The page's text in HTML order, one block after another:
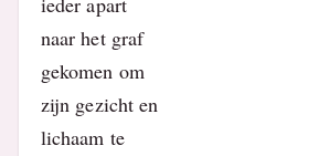
naar het graf
gekomen om
zijn gezicht en
lichaam te